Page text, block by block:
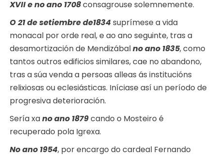
XVII e no ano 1708consagrouse solemnemente.
O 21 de setiembre de1834 suprímese a vida
monacal por orde real, e ao ano seguinte, tras a
desamortización de Mendizábalno ano 1835, como
tantos outros edificios similares, cae no abandono,
tras a súa venda a persoas alleas ás institucións
relixiosas ou eclesiásticas. Iníciase así un período de
progresiva deterioración.
Sería xano ano 1879cando o Mosteiro é
recuperado pola Igrexa.
No ano 1954, por encargo do cardeal Fernando